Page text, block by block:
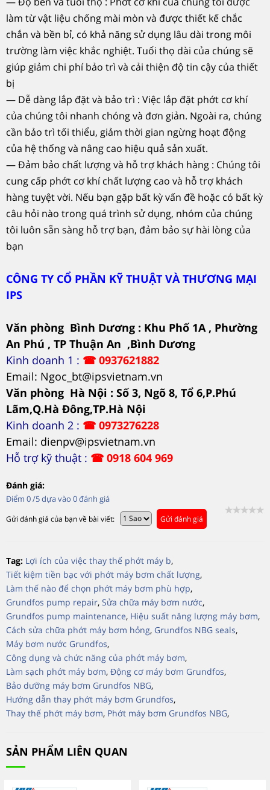
làm từ vật liệu chống mài mòn và được thiết kế chắc
chắn và bền bỉ, có khả năng sử dụng lâu dài trong môi
trường làm việc khắc nghiệt. Tuổi thọ dài của chúng sẽ
giúp giảm chi phí bảo trì và cải thiện độ tin cậy của thiết
bị
— Dễ dàng lắp đặt và bảo trì : Việc lắp đặt phớt cơ khí
của chúng tôi nhanh chóng và đơn giản. Ngoài ra, chúng
cần bảo trì tối thiểu, giảm thời gian ngừng hoạt động
của hệ thống và nâng cao hiệu quả sản xuất.
— Đảm bảo chất lượng và hỗ trợ khách hàng : Chúng tôi
cung cấp phớt cơ khí chất lượng cao và hỗ trợ khách
hàng tuyệt vời. Nếu bạn gặp bất kỳ vấn đề hoặc có bất kỳ
câu hỏi nào trong quá trình sử dụng, nhóm của chúng
tôi luôn sẵn sàng hỗ trợ bạn, đảm bảo sự hài lòng của
bạn
CÔNG TY CỔ PHẦN KỸ THUẬT VÀ THƯƠNG MẠI
IPS
Văn phòng Bình Dương : Khu Phố 1A , Phường
An Phú , TP Thuận An ,Bình Dương
Kinh doanh 1 : ☎ 0937621882
Email: Ngoc_bt@ipsvietnam.vn
Văn phòng Hà Nội : Số 3, Ngõ 8, Tổ 6,P.Phú
Lãm,Q.Hà Đông,TP.Hà Nội
Kinh doanh 2 : ☎ 0973276228
Email: dienpv@ipsvietnam.vn
Hỗ trợ kỹ thuật : ☎ 0918 604 969
Đánh giá:
Điểm 0/5 dựa vào 0đánh giá
Gửi đánh giá của bạn về bài viết: Gửi đánh giá
Tag: Lợi ích của việc thay thế phớt máy b,
Tiết kiệm tiền bạc với phớt máy bơm chất lượng,
Làm thế nào để chọn phớt máy bơm phù hợp,
Grundfos pump repair, Sửa chữa máy bơm nước,
Grundfos pump maintenance, Hiệu suất năng lượng máy bơm,
Cách sửa chữa phớt máy bơm hỏng, Grundfos NBG seals,
Máy bơm nước Grundfos,
Công dụng và chức năng của phớt máy bơm,
Làm sạch phớt máy bơm, Động cơ máy bơm Grundfos,
Bảo dưỡng máy bơm Grundfos NBG,
Hướng dẫn thay phớt máy bơm Grundfos,
Thay thế phớt máy bơm, Phớt máy bơm Grundfos NBG,
SẢN PHẨM LIÊN QUAN